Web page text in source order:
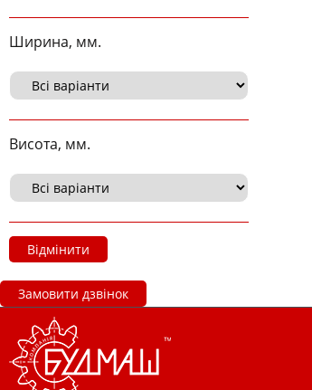
Ширина, мм.
Висота, мм.
Відмінити
Замовити дзвінок